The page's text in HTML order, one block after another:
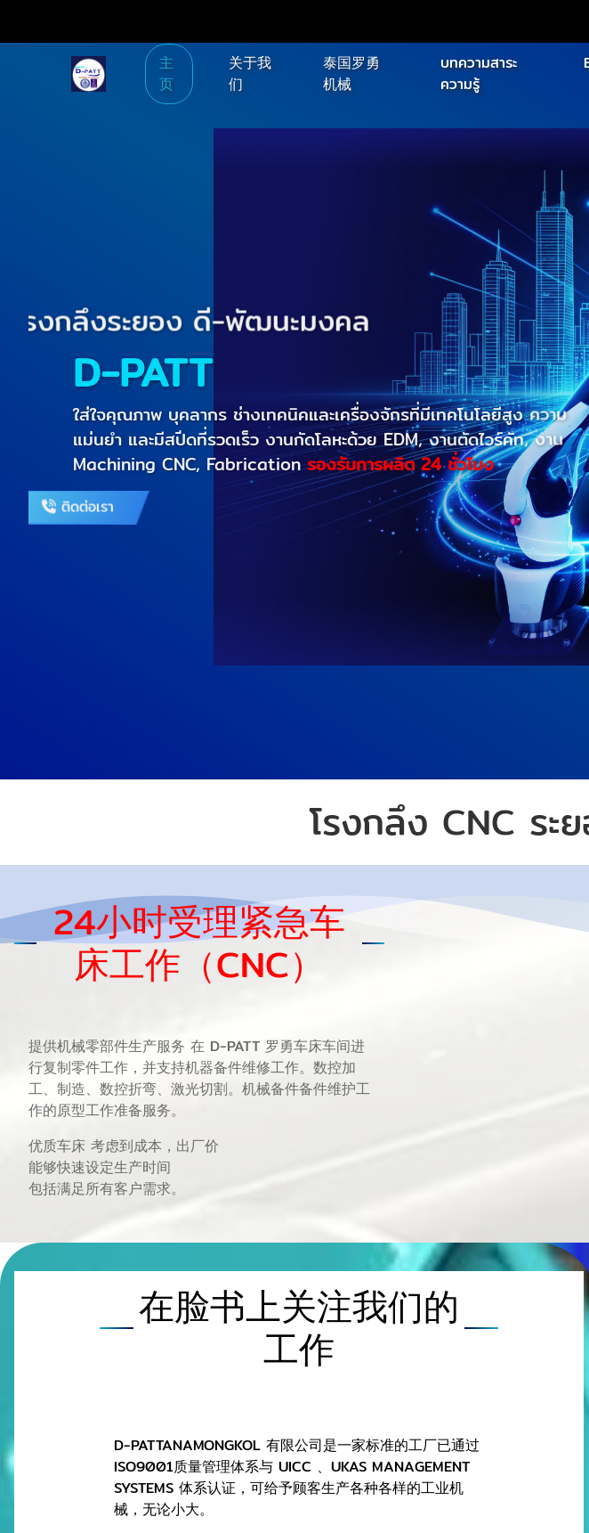
主
页
关于我
们
泰国罗勇
机械
บทความสาระ
ความรู้
โรงกลึงระยอง ดี-พัฒนะมงคล
D-PATT
ใส่ใจคุณภาพ บุคลากร ช่างเทคนิคและเครื่องจักรที่มีเทคโนโลยีสูง ความ
แม่นยำ และมีสปีดที่รวดเร็ว งานกัดโลหะด้วย EDM, งานตัดไวร์คัท, งาน
Machining CNC, Fabricationรองรับการผลิต 24 ชั่วโมง
ติดต่อเรา
โรงกลึง CNC ระ
24小时受理紧急车
床工作（CNC）
提供机械零部件生产服务 在 D-PATT 罗勇车床车间进
行复制零件工作，并支持机器备件维修工作。数控加
工、制造、数控折弯、激光切割。机械备件备件维护工
作的原型工作准备服务。
优质车床 考虑到成本，出厂价
能够快速设定生产时间
包括满足所有客户需求。
在脸书上关注我们的
⼯作
D-PATTANAMONGKOL 有限公司是⼀家标准的⼯⼚已通过
ISO9001质量管理体系与 UICC 、UKAS MANAGEMENT
SYSTEMS 体系认证，可给予顾客⽣产各种各样的⼯业机
械，⽆论⼩⼤。